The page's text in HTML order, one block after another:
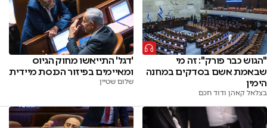
"הגוש כבר פורק": זה מי
שבאמת אשם בסדקים במחנה
הימין
בצלאל קאהן ודוד חכם
'דגל' התייאשו מחוק הגיוס
ומאיימים בפיזור הכנסת מיידית
שלום שטיין